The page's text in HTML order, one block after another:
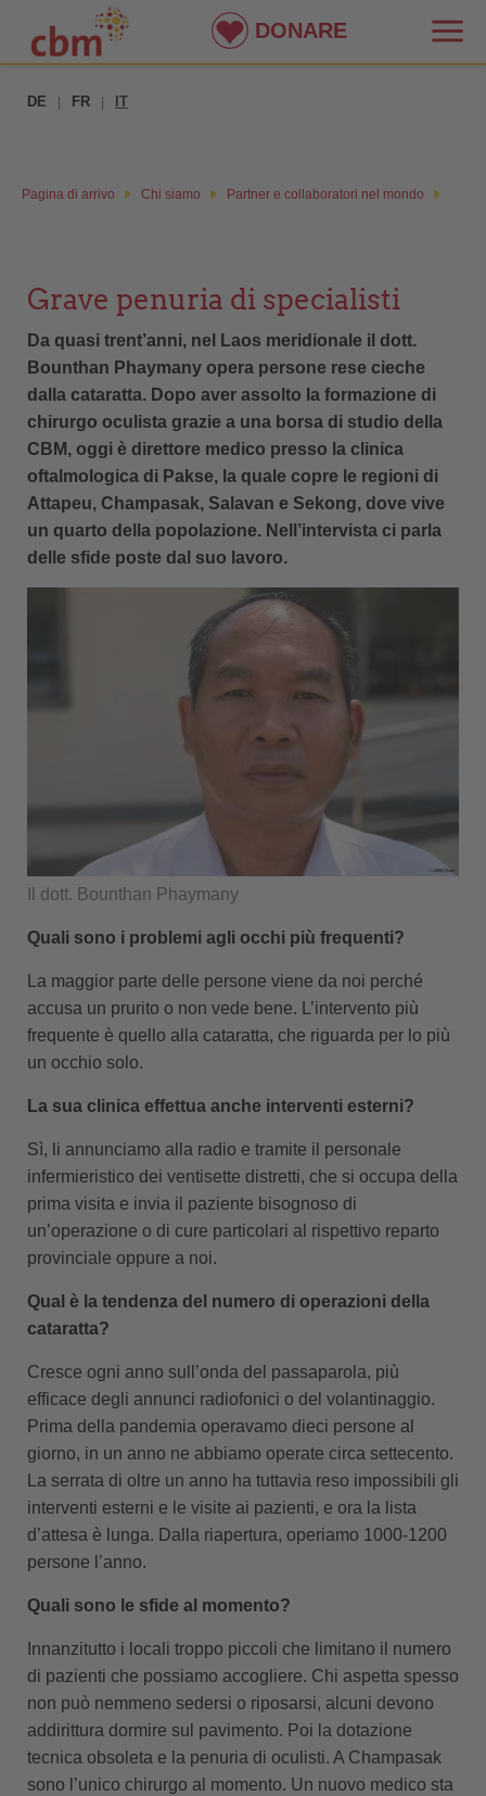
DE FR IT
Pagina di arrivo Chi siamo Partner e collaboratori nel mondo
Grave penuria di specialisti
Da quasi trent’anni, nel Laos meridionale il dott.
Bounthan Phaymany opera persone rese cieche
dalla cataratta. Dopo aver assolto la formazione di
chirurgo oculista grazie a una borsa di studio della
CBM, oggi è direttore medico presso la clinica
oftalmologica di Pakse, la quale copre le regioni di
Attapeu, Champasak, Salavan e Sekong, dove vive
un quarto della popolazione. Nell’intervista ci parla
delle sfide poste dal suo lavoro.
Il dott. Bounthan Phaymany
Quali sono i problemi agli occhi più frequenti?
La maggior parte delle persone viene da noi perché
accusa un prurito o non vede bene. L’intervento più
frequente è quello alla cataratta, che riguarda per lo più
un occhio solo.
La sua clinica effettua anche interventi esterni?
Sì, li annunciamo alla radio e tramite il personale
infermieristico dei ventisette distretti, che si occupa della
prima visita e invia il paziente bisognoso di
un’operazione o di cure particolari al rispettivo reparto
provinciale oppure a noi.
Qual è la tendenza del numero di operazioni della
cataratta?
Cresce ogni anno sull’onda del passaparola, più
efficace degli annunci radiofonici o del volantinaggio.
Prima della pandemia operavamo dieci persone al
giorno, in un anno ne abbiamo operate circa settecento.
La serrata di oltre un anno ha tuttavia reso impossibili gli
interventi esterni e le visite ai pazienti, e ora la lista
d’attesa è lunga. Dalla riapertura, operiamo 1000-1200
persone l’anno.
Quali sono le sfide al momento?
Innanzitutto i locali troppo piccoli che limitano il numero
di pazienti che possiamo accogliere. Chi aspetta spesso
non può nemmeno sedersi o riposarsi, alcuni devono
addirittura dormire sul pavimento. Poi la dotazione
tecnica obsoleta e la penuria di oculisti. A Champasak
sono l’unico chirurgo al momento. Un nuovo medico sta
DONARE